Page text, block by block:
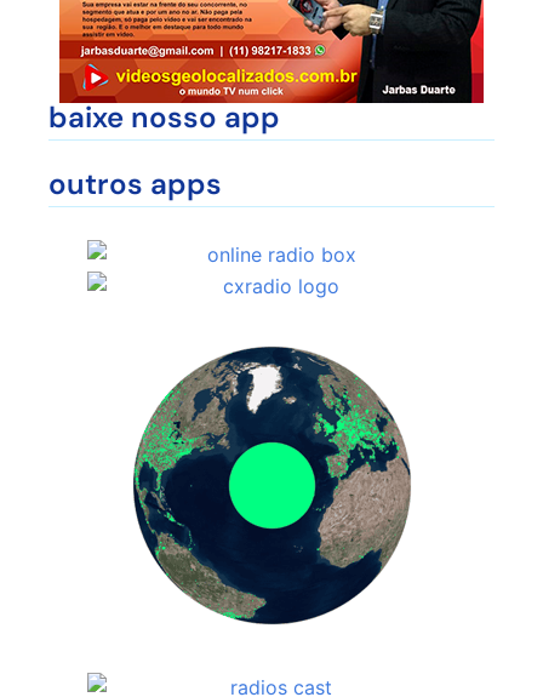
baixe nosso app
outros apps